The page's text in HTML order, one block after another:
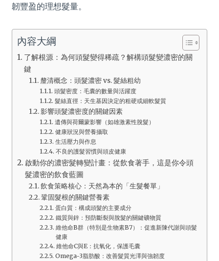
韌豐盈的理想髮量。
內容大綱
了解根源：為何頭髮變得稀疏？解構頭髮變濃密的關
鍵
釐清概念：頭髮濃密 vs. 髮絲粗幼
頭髮密度：毛囊的數量與活躍度
髮絲直徑：天生基因決定的粗硬或細軟髮質
影響頭髮濃密度的關鍵因素
遺傳與荷爾蒙影響（如雄激素性脫髮）
健康狀況與營養攝取
生活壓力與作息
不良的護髮習慣與頭皮健康
啟動你的濃密髮轉變計畫：從飲食著手，這是你令頭
髮濃密的飲食藍圖
飲食策略核心：天然為本的「生髮餐單」
鞏固髮根的關鍵營養素
蛋白質：構成頭髮的主要成分
鐵質與鋅：預防斷裂與脫髮的關鍵礦物質
維他命B群（特別是生物素B7）：促進新陳代謝與頭髮
健康
維他命C與E：抗氧化，保護毛囊
Omega-3脂肪酸：改善髮質光澤與強韌度